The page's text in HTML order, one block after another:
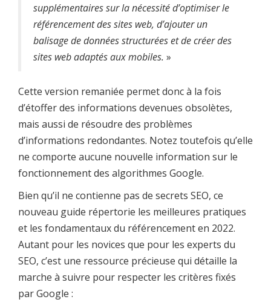
supplémentaires sur la nécessité d’optimiser le
référencement des sites web, d’ajouter un
balisage de données structurées et de créer des
sites web adaptés aux mobiles. »
Cette version remaniée permet donc à la fois
d’étoffer des informations devenues obsolètes,
mais aussi de résoudre des problèmes
d’informations redondantes. Notez toutefois qu’elle
ne comporte aucune nouvelle information sur le
fonctionnement des algorithmes Google.
Bien qu’il ne contienne pas de secrets SEO, ce
nouveau guide répertorie les meilleures pratiques
et les fondamentaux du référencement en 2022.
Autant pour les novices que pour les experts du
SEO, c’est une ressource précieuse qui détaille la
marche à suivre pour respecter les critères fixés
par Google :